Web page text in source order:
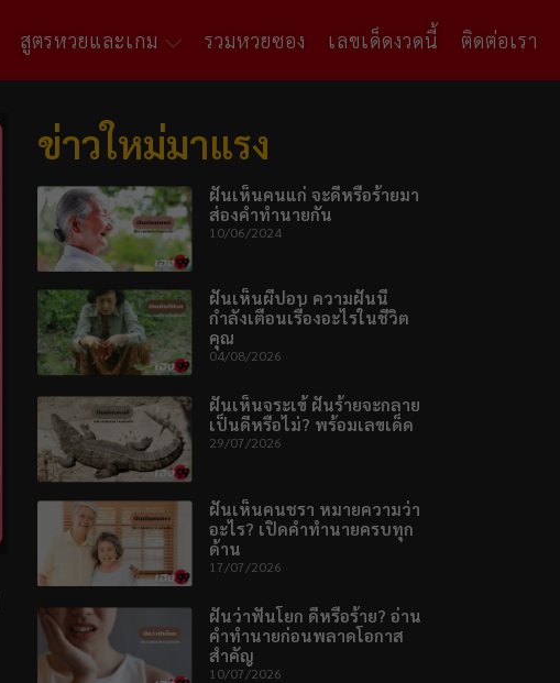
สูตรหวยและเกม รวมหวยซอง เลขเด็ดงวดนี้ ติดต่อเรา
ข่าวใหม่มาแรง
ฝันเห็นคนแก่ จะดีหรือร้ายมา
ส่องคำทำนายกัน
10/06/2024
ฝันเห็นผีปอบ ความฝันนี้
กำลังเตือนเรื่องอะไรในชีวิต
คุณ
04/08/2026
ฝันเห็นจระเข้ ฝันร้ายจะกลาย
เป็นดีหรือไม่? พร้อมเลขเด็ด
29/07/2026
ฝันเห็นคนชรา หมายความว่า
อะไร? เปิดคำทำนายครบทุก
ด้าน
17/07/2026
ฝันว่าฟันโยก ดีหรือร้าย? อ่าน
คำทำนายก่อนพลาดโอกาส
สำคัญ
10/07/2026